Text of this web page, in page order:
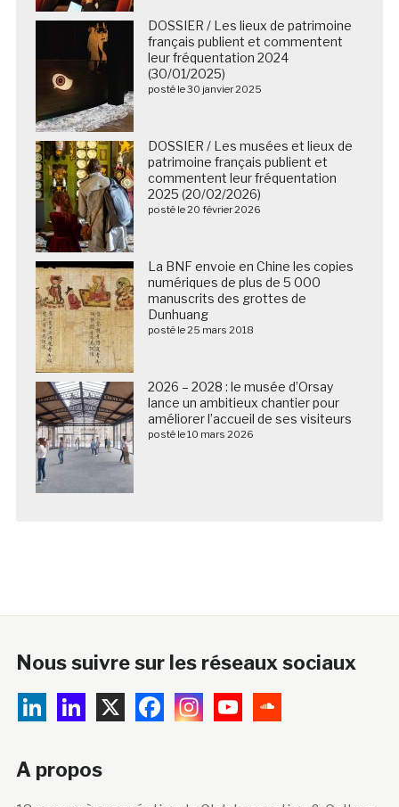
DOSSIER / Les lieux de patrimoine
français publient et commentent
leur fréquentation 2024
(30/01/2025)
posté le 30 janvier 2025
DOSSIER / Les musées et lieux de
patrimoine français publient et
commentent leur fréquentation
2025 (20/02/2026)
posté le 20 février 2026
La BNF envoie en Chine les copies
numériques de plus de 5 000
manuscrits des grottes de
Dunhuang
posté le 25 mars 2018
2026 – 2028 : le musée d’Orsay
lance un ambitieux chantier pour
améliorer l’accueil de ses visiteurs
posté le 10 mars 2026
Nous suivre sur les réseaux sociaux
A propos